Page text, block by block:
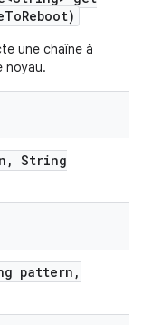
ToReboot)
une chaîne à
noyau.
, String
pattern ,